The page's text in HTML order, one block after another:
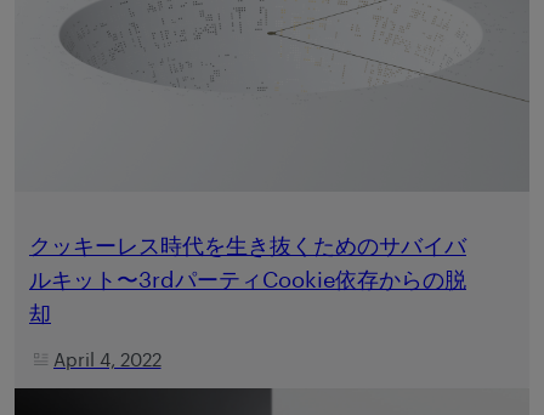
クッキーレス時代を生き抜くためのサバイバ
ルキット〜3rdパーティCookie依存からの脱
却
April 4, 2022